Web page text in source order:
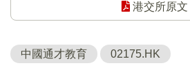
港交所原文
中國通才教育 02175.HK